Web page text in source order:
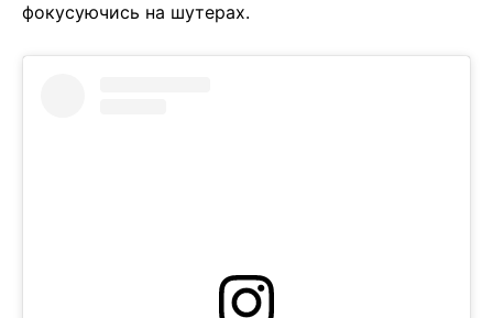
фокусуючись на шутерах.